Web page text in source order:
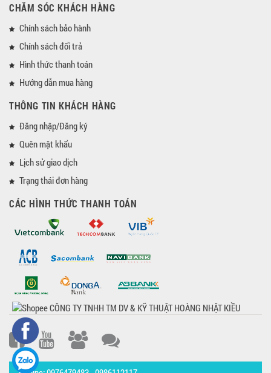
CHĂM SÓC KHÁCH HÀNG
Chính sách bảo hành
Chính sách đổi trả
Hình thức thanh toán
Hướng dẫn mua hàng
THÔNG TIN KHÁCH HÀNG
Đăng nhập/Đăng ký
Quên mật khẩu
Lịch sử giao dịch
Trạng thái đơn hàng
CÁC HÌNH THỨC THANH TOÁN